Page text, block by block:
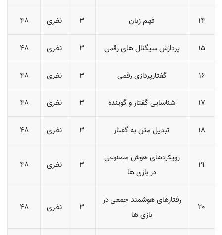
14 فهم زبان 3 نظری 48
15 پردازش سیگنال های رقمی 3 نظری 48
16 گفتارپردازی رقمی 3 نظری 48
17 شناسایی گفتار و گوینده 3 نظری 48
18 تبدیل متن به گفتار 3 نظری 48
19
رویکردهای هوش مصنوعی
در بازی ها
3 نظری 48
20
رفتارهای هوشمند جمعی در
بازی ها
3 نظری 48